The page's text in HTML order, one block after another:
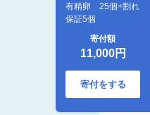
有精卵 25個+割れ
保証5個
寄付額
11,000円
寄付をする